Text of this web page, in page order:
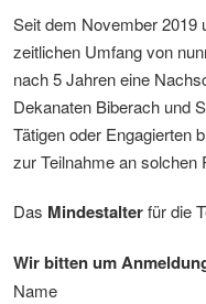
Seit dem November 2019
zeitlichen Umfang von
nach 5 Jahren eine
Dekanaten Biberach und
Tätigen oder Engagierten
zur Teilnahme an solchen
Das Mindestalterfür die
Wir bitten um
Name